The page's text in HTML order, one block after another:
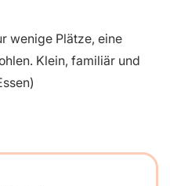
wenige Plätze, eine
Klein, familiär und